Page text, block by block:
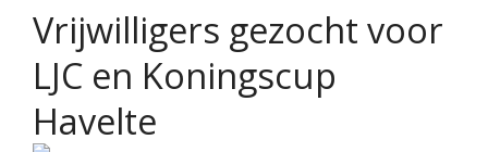
Vrijwilligers gezocht voor
LJC en Koningscup
Havelte